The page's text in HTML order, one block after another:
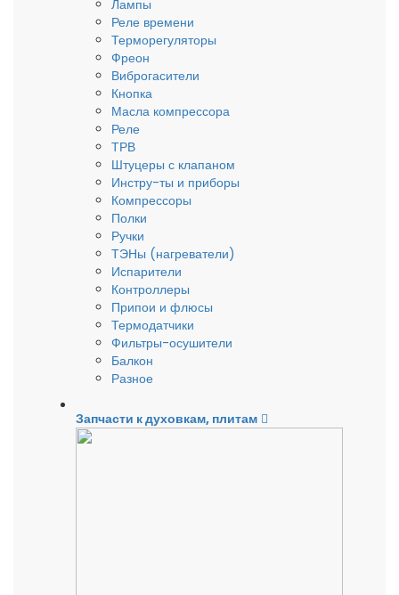
Лампы
Реле времени
Терморегуляторы
Фреон
Виброгасители
Кнопка
Масла компрессора
Реле
ТРВ
Штуцеры с клапаном
Инстру-ты и приборы
Компрессоры
Полки
Ручки
ТЭНы (нагреватели)
Испарители
Контроллеры
Припои и флюсы
Термодатчики
Фильтры-осушители
Балкон
Разное
Запчасти к духовкам, плитам